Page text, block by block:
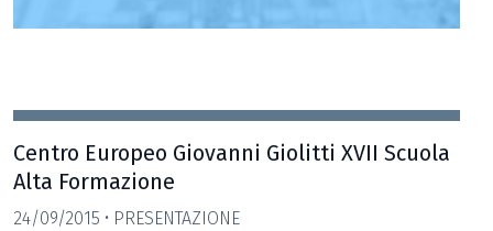
Centro Europeo Giovanni Giolitti XVII Scuola
Alta Formazione
24/09/2015 • PRESENTAZIONE